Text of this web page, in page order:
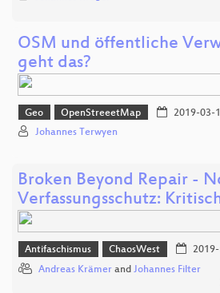
OSM und öffentliche
geht das?
Geo OpenStreeetMap 2019-03-
Johannes Terwyen
Broken Beyond Repair -
Verfassungsschutz:
Antifaschismus ChaosWest
Andreas Krämer and Johannes Filter